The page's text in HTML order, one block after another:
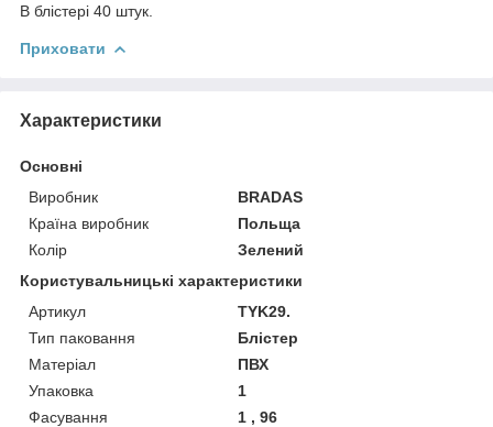
В блістері 40 штук.
Приховати
Характеристики
Основні
Виробник
BRADAS
Країна виробник
Польща
Колір
Зелений
Користувальницькі характеристики
Артикул
TYK29.
Тип паковання
Блістер
Матеріал
ПВХ
Упаковка
1
Фасування
1 , 96